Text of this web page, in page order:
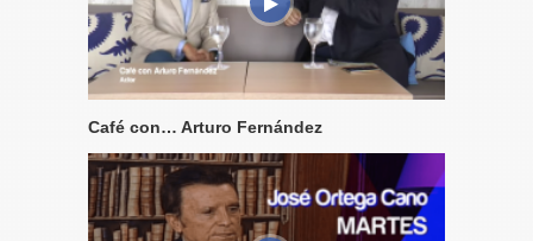
Café con… Arturo Fernández